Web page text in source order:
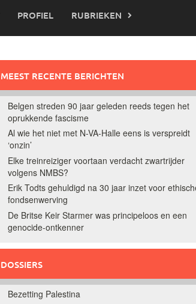
PROFIEL RUBRIEKEN
MEEST RECENTE BERICHTEN
Belgen streden 90 jaar geleden reeds tegen het
oprukkende fascisme
Al wie het niet met N-VA-Halle eens is verspreidt
‘onzin’
Elke treinreiziger voortaan verdacht zwartrijder
volgens NMBS?
Erik Todts gehuldigd na 30 jaar inzet voor
fondsenwerving
De Britse Keir Starmer was principeloos en een
genocide-ontkenner
DOSSIERS
Bezetting Palestina